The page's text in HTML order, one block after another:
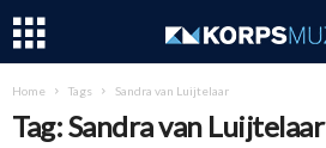
Home Tags Sandra van Luijtelaar
Tag: Sandra van Luijtelaar